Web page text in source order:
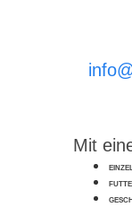
Mit